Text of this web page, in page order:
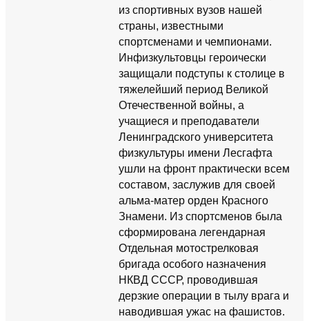
из спортивных вузов нашей
страны, известными
спортсменами и чемпионами.
Инфизкультовцы героически
защищали подступы к столице в
тяжелейший период Великой
Отечественной войны, а
учащиеся и преподаватели
Ленинградского университета
физкультуры имени Лесгафта
ушли на фронт практически всем
составом, заслужив для своей
альма-матер орден Красного
Знамени. Из спортсменов была
сформирована легендарная
Отдельная мотострелковая
бригада особого назначения
НКВД СССР, проводившая
дерзкие операции в тылу врага и
наводившая ужас на фашистов.